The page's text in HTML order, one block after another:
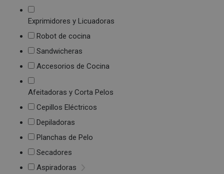
Exprimidores y Licuadoras
Robot de cocina
Sandwicheras
Accesorios de Cocina
Afeitadoras y Corta Pelos
Cepillos Eléctricos
Depiladoras
Planchas de Pelo
Secadores
Aspiradoras